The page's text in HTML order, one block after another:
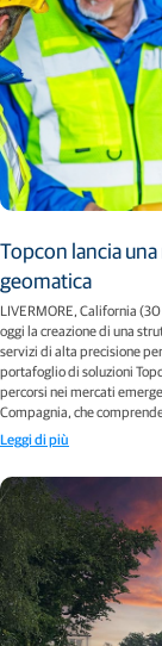
Topcon lancia
geomatica
LIVERMORE, California
oggi la creazione di una
servizi di alta precisione
portafoglio di soluzioni
percorsi nei mercati
Compagnia, che
Leggi di più